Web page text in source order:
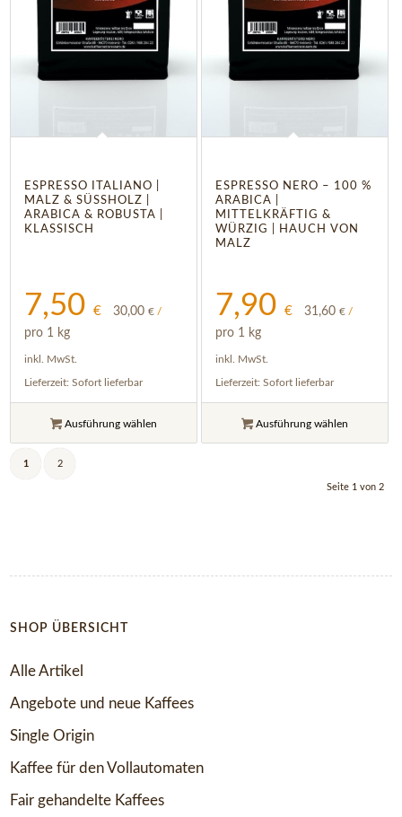
ESPRESSO ITALIANO |
MALZ & SÜSSHOLZ | A
RABICA & ROBUSTA | K
LASSISCH
7,50€ 30,00€ /
pro 1 kg
inkl. MwSt.
Lieferzeit:Sofort lieferbar
Ausführung wählen
ESPRESSO NERO – 100 %
ARABICA |
MITTELKRÄFTIG &
WÜRZIG | HAUCH VON
MALZ
7,90 € 31,60 €/
pro 1 kg
inkl. MwSt.
Lieferzeit: Sofort lieferbar
Ausführung wählen
Seite 1 von 2
1 2
SHOP ÜBERSICHT
Alle Artikel
Angebote und neue Kaffees
Single Origin
Kaffee für den Vollautomaten
Fair gehandelte Kaffees